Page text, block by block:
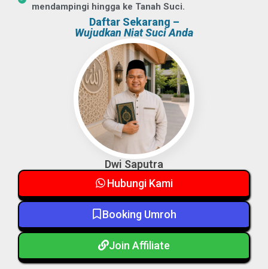
mendampingi hingga ke Tanah Suci.
Daftar Sekarang –
Wujudkan Niat Suci Anda
Dwi Saputra
Hubungi Kami
Booking Umroh
Join Affiliate